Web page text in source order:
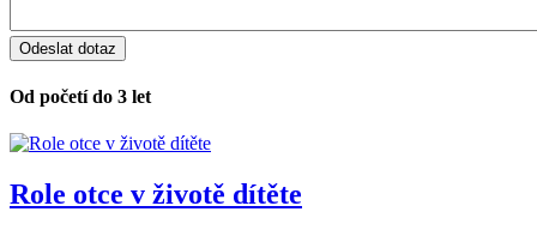
Od početí do 3 let
Role otce v životě dítěte